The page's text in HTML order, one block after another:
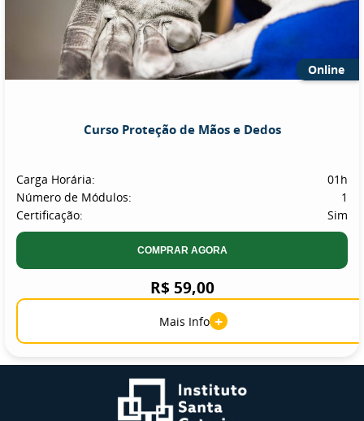
Online
Curso Proteção de Mãos e Dedos
Carga Horária:
01h
Número de Módulos:
1
Certificação:
Sim
COMPRAR AGORA
R$ 59,00
Mais Info +